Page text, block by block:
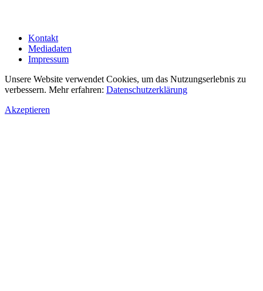
Kontakt
Mediadaten
Impressum
Unsere Website verwendet Cookies, um das Nutzungserlebnis zu
verbessern. Mehr erfahren: Datenschutzerklärung
Akzeptieren